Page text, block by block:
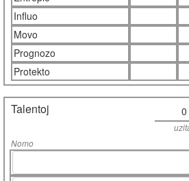
Influo
Movo
Prognozo
Protekto
Talentoj 0
Nomo